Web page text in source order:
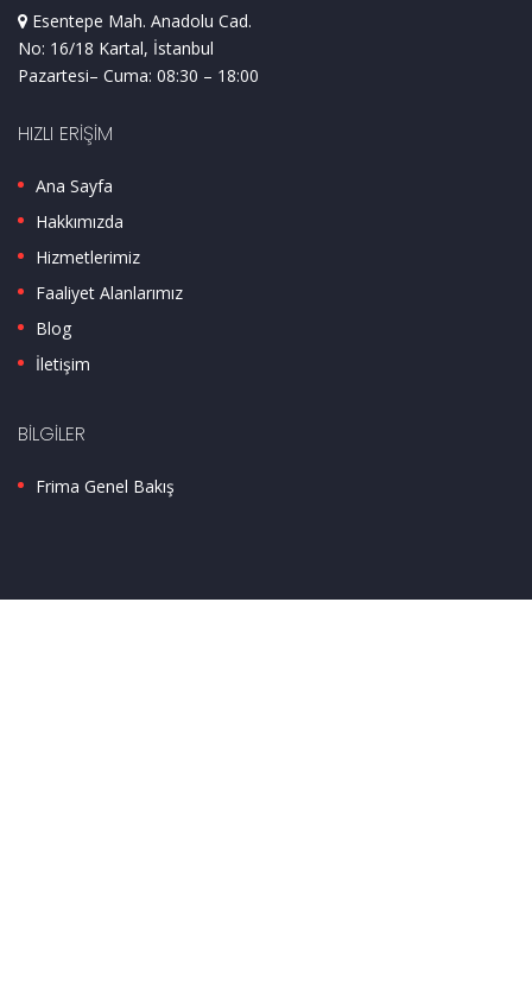
Esentepe Mah. Anadolu Cad.
No: 16/18 Kartal, İstanbul
Pazartesi– Cuma: 08:30 – 18:00
HIZLI ERIŞIM
Ana Sayfa
Hakkımızda
Hizmetlerimiz
Faaliyet Alanlarımız
Blog
İletişim
BILGILER
Frima Genel Bakış